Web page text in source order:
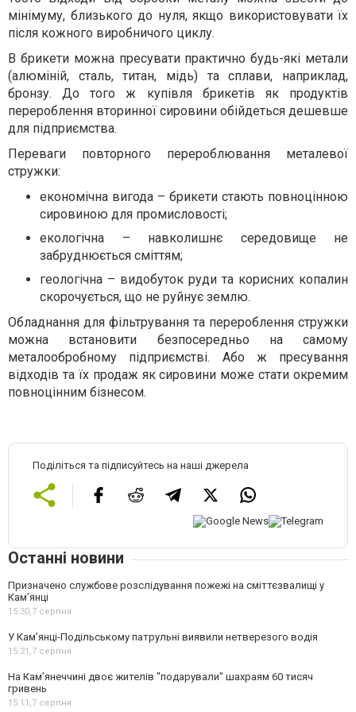
мінімуму, близького до нуля, якщо використовувати їх
після кожного виробничого циклу.
В брикети можна пресувати практично будь-які метали
(алюміній, сталь, титан, мідь) та сплави, наприклад,
бронзу. До того ж купівля брикетів як продуктів
перероблення вторинної сировини обійдеться дешевше
для підприємства.
Переваги повторного перероблювання металевої
стружки:
економічна вигода – брикети стають повноцінною
сировиною для промисловості;
екологічна – навколишнє середовище не
забруднюється сміттям;
геологічна – видобуток руди та корисних копалин
скорочується, що не руйнує землю.
Обладнання для фільтрування та перероблення стружки
можна встановити безпосередньо на самому
металообробному підприємстві. Або ж пресування
відходів та їх продаж як сировини може стати окремим
повноцінним бізнесом.
Поділіться та підписуйтесь на наші джерела
Останні новини
Призначено службове розслідування пожежі на сміттєзвалищі у
Кам’янці
15:30,7 серпня
У Кам’янці-Подільському патрульні виявили нетверезого водія
15:21,7 серпня
На Камʼянеччині двоє жителів "подарували" шахраям 60 тисяч
гривень
15:11,7 серпня